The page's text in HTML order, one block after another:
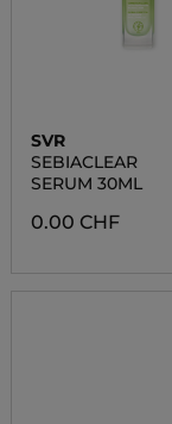
SVR
SEBIACLEAR
SERUM 30ML
0.00 CHF